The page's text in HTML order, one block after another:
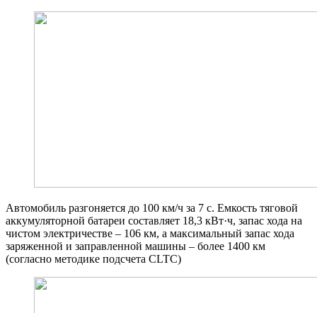
Автомобиль разгоняется до 100 км/ч за 7 с. Емкость тяговой
аккумуляторной батареи составляет 18,3 кВт·ч, запас хода на
чистом электричестве – 106 км, а максимальный запас хода
заряженной и заправленной машины – более 1400 км
(согласно методике подсчета CLTC)